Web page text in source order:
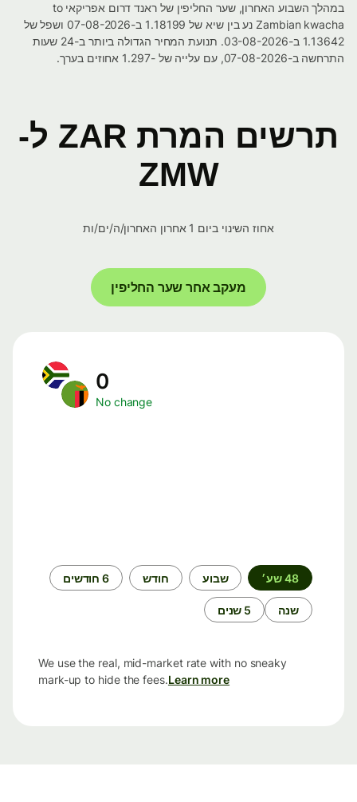
במהלך השבוע האחרון, שער החליפין של ראנד דרום אפריקאי to
Zambian kwacha נע בין שיא של 1.18199 ב-07-08-2026 ושפל של
1.13642 ב-03-08-2026. תנועת המחיר הגדולה ביותר ב-24 שעות
התרחשה ב-07-08-2026, עם עלייה של -1.297 אחוזים בערך.
תרשים המרת ZAR ל-
ZMW
אחוז השינוי ביום 1 אחרון האחרון/ה/ים/ות
מעקב אחר שער החליפין
0
No change
תקופת
זמן
48 שע׳ שבוע חודש 6 חודשים
שנה 5 שנים
We use the real, mid-market rate with no sneaky
mark-up to hide the fees.Learn more